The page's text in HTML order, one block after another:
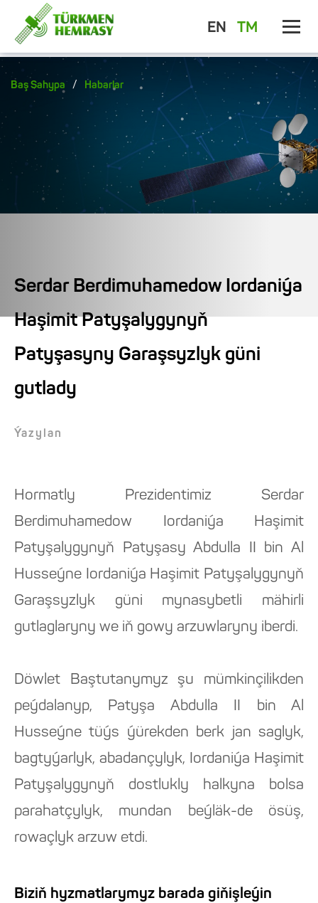
EN TM
Baş Sahypa / Habarlar
Serdar Berdimuhamedow Iordaniýa
Haşimit Patyşalygynyň
Patyşasyny Garaşsyzlyk güni
gutlady
Ýazylan
Hormatly Prezidentimiz Serdar
Berdimuhamedow Iordaniýa Haşimit
Patyşalygynyň Patyşasy Abdulla II bin Al
Husseýne Iordaniýa Haşimit Patyşalygynyň
Garaşsyzlyk güni mynasybetli mähirli
gutlaglaryny we iň gowy arzuwlaryny iberdi.
Döwlet Baştutanymyz şu mümkinçilikden
peýdalanyp, Patyşa Abdulla II bin Al
Husseýne tüýs ýürekden berk jan saglyk,
bagtyýarlyk, abadançylyk, Iordaniýa Haşimit
Patyşalygynyň dostlukly halkyna bolsa
parahatçylyk, mundan beýläk-de ösüş,
rowaçlyk arzuw etdi.
Biziň hyzmatlarymyz barada giňişleýin